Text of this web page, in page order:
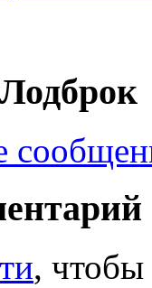
, чтобы